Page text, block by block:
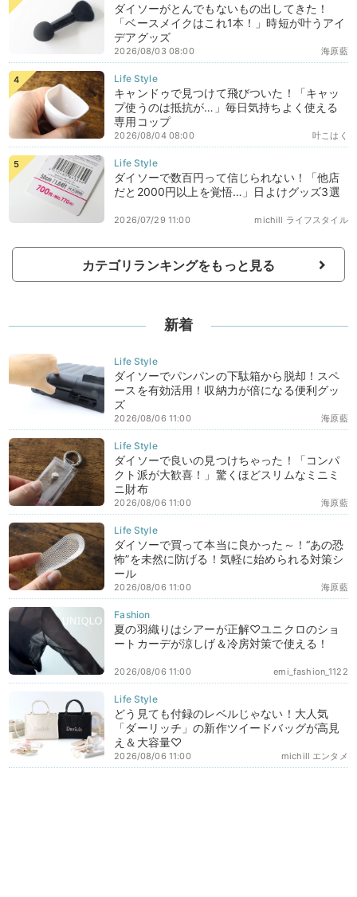
ダイソーがとんでもないもの出してきた！
「ベースメイクはこれ1本！」時短が叶うアイ
デアグッズ
海原藍
2026/08/03 08:00
キャンドゥで見つけて飛びついた！「キャッ
プ使うのは抵抗が…」毎日気持ちよく使える
専用コップ
叶こはく
2026/08/04 08:00
ダイソーで数百円って信じられない！「他店
だと2000円以上を覚悟…」日よけグッズ3選
michill ライフスタイル
2026/07/29 11:00
カテゴリランキングをもっと見る
新着
ダイソーでパンパンの下駄箱から脱却！スペ
ースを有効活用！収納力が倍になる便利グッ
ズ
海原藍
2026/08/06 11:00
ダイソーで良いの見つけちゃった！「コンパ
クト派が大歓喜！」驚くほどスリムなミニミ
ニ財布
海原藍
2026/08/06 11:00
ダイソーで買って本当に良かった～！“あの恐
怖”を未然に防げる！気軽に始められる対策シ
ール
海原藍
2026/08/06 11:00
夏の羽織りはシアーが正解♡ユニクロのショ
ートカーデが涼しげ＆冷房対策で使える！
emi_fashion_1122
2026/08/06 11:00
どう見ても付録のレベルじゃない！大人気
「ダーリッチ」の新作ツイードバッグが高見
え＆大容量♡
michill エンタメ
2026/08/06 11:00